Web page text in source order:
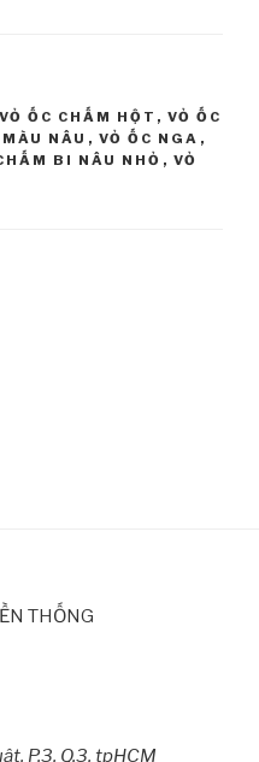
VỎ ỐC CHẤM HỘT , VỎ ỐC
MÀU NÂU , VỎ ỐC NGA ,
BI NÂU NHỎ , VỎ
THỐNG
P.3, Q.3, tpHCM